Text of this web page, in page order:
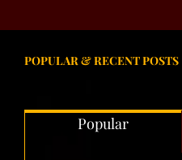
POPULAR & RECENT POSTS
Popular